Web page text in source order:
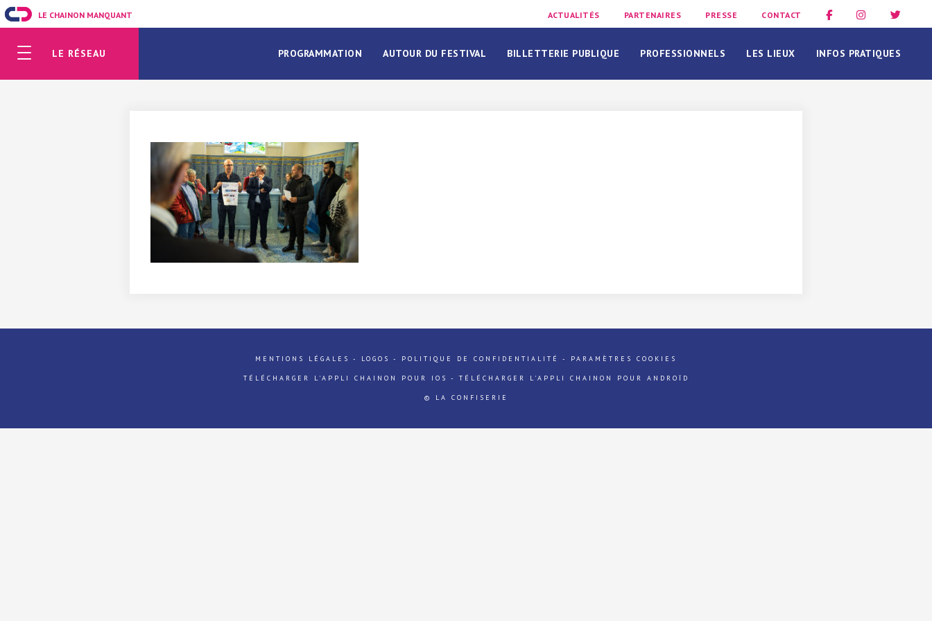
LE CHAINON MANQUANT ACTUALITÉS PARTENAIRES PRESSE CONTACT
LE RÉSEAU PROGRAMMATION AUTOUR DU FESTIVAL BILLETTERIE PUBLIQUE PROFESSIONNELS LES LIEUX INFOS PRATIQUES
MENTIONS LÉGALES - LOGOS - POLITIQUE DE CONFIDENTIALITÉ - PARAMÈTRES COOKIES
TÉLÉCHARGER L'APPLI CHAINON POUR IOS - TÉLÉCHARGER L'APPLI CHAINON POUR ANDROÏD
© LA CONFISERIE